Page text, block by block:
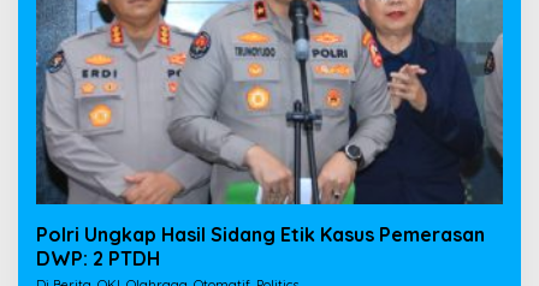
Polri Ungkap Hasil Sidang Etik Kasus Pemerasan
DWP: 2 PTDH